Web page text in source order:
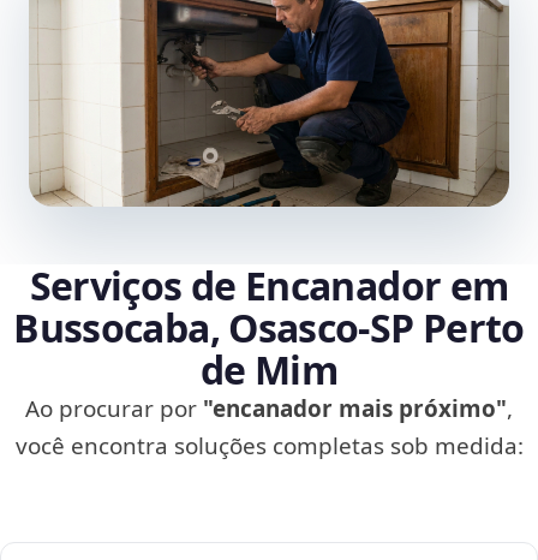
Serviços de Encanador em
Bussocaba, Osasco‑SP Perto
de Mim
Ao procurar por "encanador mais próximo",
você encontra soluções completas sob medida: